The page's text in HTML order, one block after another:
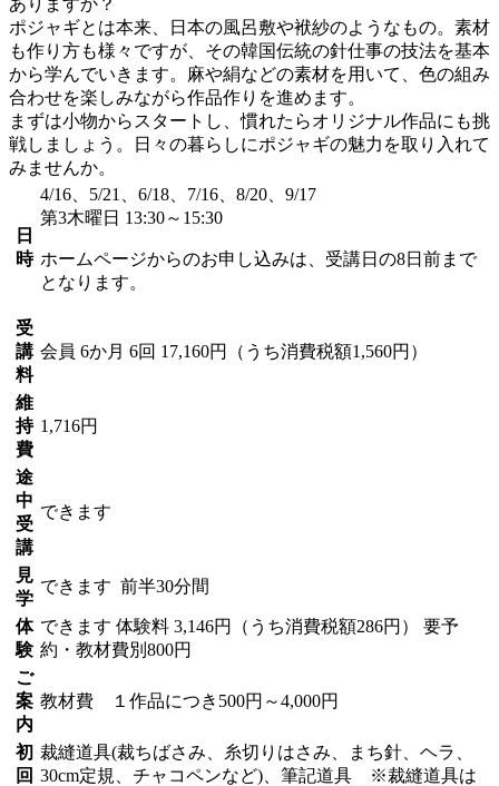
ポジャギとは本来、日本の風呂敷や袱紗のようなもの。素材
も作り方も様々ですが、その韓国伝統の針仕事の技法を基本
から学んでいきます。麻や絹などの素材を用いて、色の組み
合わせを楽しみながら作品作りを進めます。
まずは小物からスタートし、慣れたらオリジナル作品にも挑
戦しましょう。日々の暮らしにポジャギの魅力を取り入れて
みませんか。
日
時
4/16、5/21、6/18、7/16、8/20、9/17
第3木曜日 13:30～15:30
ホームページからのお申し込みは、受講日の8日前まで
となります。
受
講
料
会員 6か月 6回 17,160円（うち消費税額1,560円）
維
持
費
1,716円
途
中
受
講
できます
見
学
できます 前半30分間
体
験
できます 体験料 3,146円（うち消費税額286円） 要予
約・教材費別800円
ご
案
内
教材費 １作品につき500円～4,000円
初
回
裁縫道具(裁ちばさみ、糸切りはさみ、まち針、ヘラ、
30cm定規、チャコペンなど)、筆記道具 ※裁縫道具は